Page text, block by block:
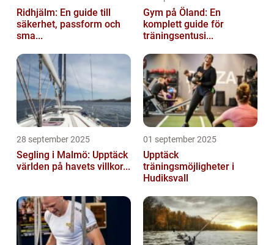
Ridhjälm: En guide till
säkerhet, passform och
sma...
Gym på Öland: En
komplett guide för
träningsentusi...
28 september 2025
Segling i Malmö: Upptäck
världen på havets villkor...
01 september 2025
Upptäck
träningsmöjligheter i
Hudiksvall